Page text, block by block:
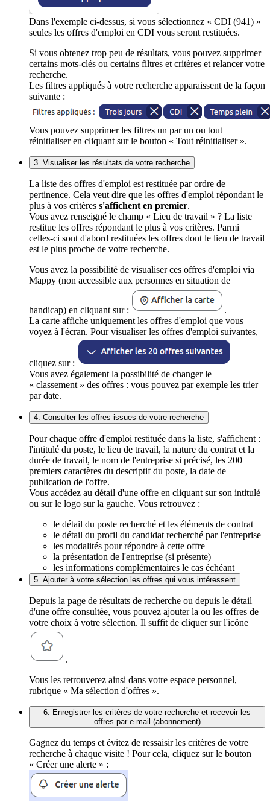
Dans l'exemple ci-dessus, si vous sélectionnez « CDI (941) »
seules les offres d'emploi en CDI vous seront restituées.
Si vous obtenez trop peu de résultats, vous pouvez supprimer
certains mots-clés ou certains filtres et critères et relancer votre
recherche.
Les filtres appliqués à votre recherche apparaissent de la façon
suivante :
Vous pouvez supprimer les filtres un par un ou tout
réinitialiser en cliquant sur le bouton « Tout réinitialiser ».
3. Visualiser les résultats de votre recherche
La liste des offres d'emploi est restituée par ordre de
pertinence. Cela veut dire que les offres d'emploi répondant le
plus à vos critères s'affichent en premier.
Vous avez renseigné le champ « Lieu de travail » ? La liste
restitue les offres répondant le plus à vos critères. Parmi
celles-ci sont d'abord restituées les offres dont le lieu de travail
est le plus proche de votre recherche.
Vous avez la possibilité de visualiser ces offres d'emploi via
Mappy (non accessible aux personnes en situation de
handicap) en cliquant sur :
.
La carte affiche uniquement les offres d'emploi que vous
voyez à l'écran. Pour visualiser les offres d'emploi suivantes,
cliquez sur :
Vous avez également la possibilité de changer le
« classement » des offres : vous pouvez par exemple les trier
par date.
4. Consulter les offres issues de votre recherche
Pour chaque offre d'emploi restituée dans la liste, s'affichent :
l'intitulé du poste, le lieu de travail, la nature du contrat et la
durée de travail, le nom de l'entreprise si précisé, les 200
premiers caractères du descriptif du poste, la date de
publication de l'offre.
Vous accédez au détail d'une offre en cliquant sur son intitulé
ou sur le logo sur la gauche. Vous retrouvez :
le détail du poste recherché et les éléments de contrat
le détail du profil du candidat recherché par l'entreprise
les modalités pour répondre à cette offre
la présentation de l'entreprise (si présente)
les informations complémentaires le cas échéant
5. Ajouter à votre sélection les offres qui vous intéressent
Depuis la page de résultats de recherche ou depuis le détail
d'une offre consultée, vous pouvez ajouter la ou les offres de
votre choix à votre sélection. Il suffit de cliquer sur l'icône
.
Vous les retrouverez ainsi dans votre espace personnel,
rubrique « Ma sélection d'offres ».
6. Enregistrer les critères de votre recherche et recevoir les
offres par e-mail (abonnement)
Gagnez du temps et évitez de ressaisir les critères de votre
recherche à chaque visite ! Pour cela, cliquez sur le bouton
« Créer une alerte » :